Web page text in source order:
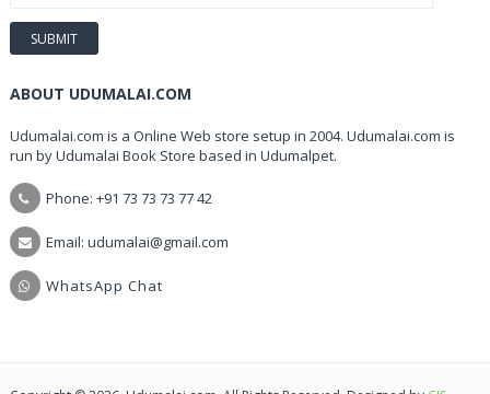
ABOUT UDUMALAI.COM
Udumalai.com is a Online Web store setup in 2004. Udumalai.com is
run by Udumalai Book Store based in Udumalpet.
Phone: +91 73 73 73 77 42
Email: udumalai@gmail.com
WhatsApp Chat